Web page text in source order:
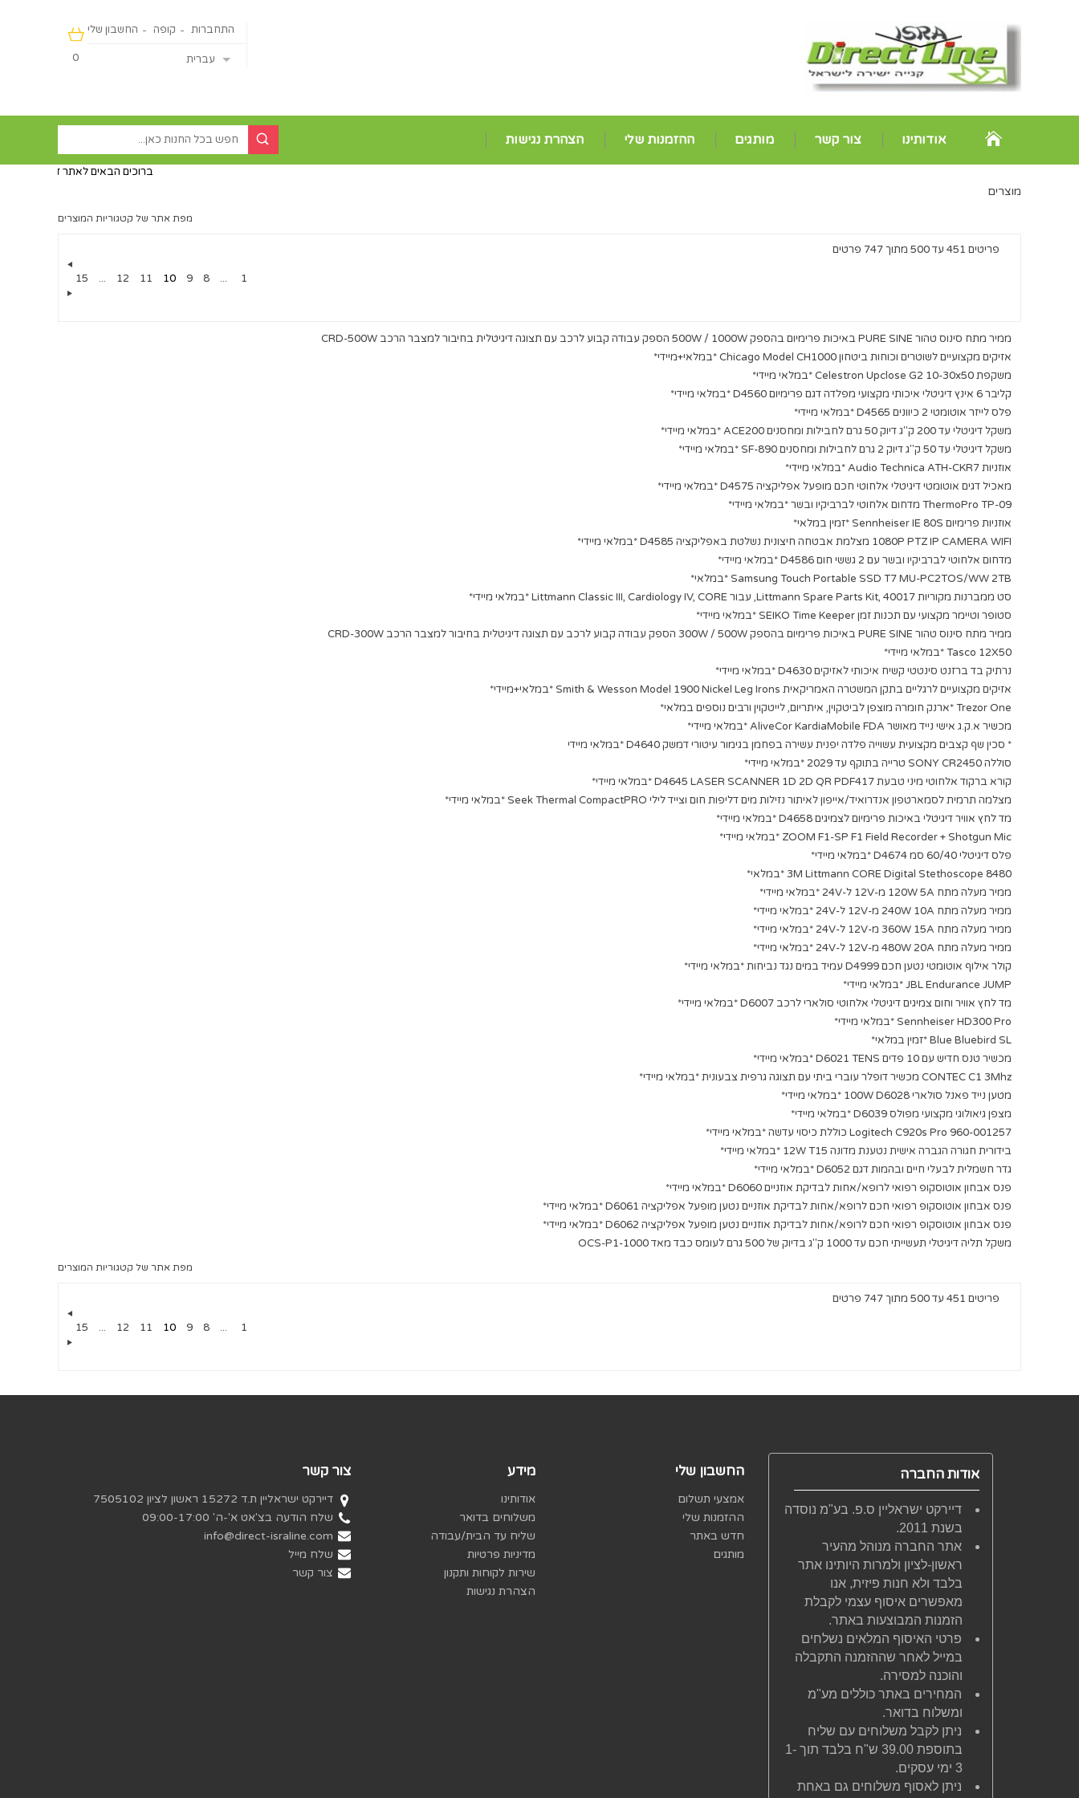
0
החשבון שלי קופה התחברות
עברית
אודותינו צור קשר מותגים ההזמנות שלי הצהרת נגישות
ברוכים הבאים לאתר דיירקט ישראליין -
מוצרים
מפת אתר של קטגוריות המוצרים
פריטים 451 עד 500 מתוך 747 פרטים
1
...
8
9
10
11
12
...
15
ממיר מתח סינוס טהור PURE SINE באיכות פרימיום בהספק 500W / 1000W הספק עבודה קבוע לרכב עם תצוגה דיגיטלית בחיבור למצבר הרכב CRD-500W
אזיקים מקצועיים לשוטרים וכוחות ביטחון Chicago Model CH1000 *במלאי+מיידי*
משקפת Celestron Upclose G2 10-30x50 *במלאי מיידי*
קליבר 6 אינץ דיגיטלי איכותי מקצועי מפלדה דגם פרימיום D4560 *במלאי מיידי*
פלס לייזר אוטומטי 2 כיוונים D4565 *במלאי מיידי*
משקל דיגיטלי עד 200 ק"ג דיוק 50 גרם לחבילות ומחסנים ACE200 *במלאי מיידי*
משקל דיגיטלי עד 50 ק"ג דיוק 2 גרם לחבילות ומחסנים SF-890 *במלאי מיידי*
אוזניות Audio Technica ATH-CKR7 *במלאי מיידי*
מאכיל דגים אוטומטי דיגיטלי אלחוטי חכם מופעל אפליקציה D4575 *במלאי מיידי*
ThermoPro TP-09 מדחום אלחוטי לברביקיו ובשר *במלאי מיידי*
אוזניות פרימיום Sennheiser IE 80S *זמין במלאי*
1080P PTZ IP CAMERA WIFI מצלמת אבטחה חיצונית נשלטת באפליקציה D4585 *במלאי מיידי*
מדחום אלחוטי לברביקיו ובשר עם 2 גששי חום D4586 *במלאי מיידי*
Samsung Touch Portable SSD T7 MU-PC2TOS/WW 2TB *במלאי*
סט ממברנות מקוריות Littmann Spare Parts Kit, 40017, עבור Littmann Classic III, Cardiology IV, CORE *במלאי מיידי*
סטופר וטיימר מקצועי עם תכנות זמן SEIKO Time Keeper *במלאי מיידי*
ממיר מתח סינוס טהור PURE SINE באיכות פרימיום בהספק 300W / 500W הספק עבודה קבוע לרכב עם תצוגה דיגיטלית בחיבור למצבר הרכב CRD-300W
Tasco 12X50 *במלאי מיידי*
נרתיק בד ברזנט סינטטי קשיח איכותי לאזיקים D4630 *במלאי מיידי*
אזיקים מקצועיים לרגליים בתקן המשטרה האמריקאית Smith & Wesson Model 1900 Nickel Leg Irons *במלאי+מיידי*
Trezor One *ארנק חומרה מוצפן לביטקוין, איתריום, לייטקוין ורבים נוספים במלאי*
מכשיר א.ק.ג אישי נייד מאושר AliveCor KardiaMobile FDA *במלאי מיידי*
* סכין שף קצבים מקצועית עשוייה פלדה יפנית עשירה בפחמן בגימור עיטורי דמשק D4640 *במלאי מיידי
סוללה SONY CR2450 טרייה בתוקף עד 2029 *במלאי מיידי*
קורא ברקוד אלחוטי מיני טבעת D4645 LASER SCANNER 1D 2D QR PDF417 *במלאי מיידי*
מצלמה תרמית לסמארטפון אנדרואיד/אייפון לאיתור נזילות מים דליפות חום וצייד לילי Seek Thermal CompactPRO *במלאי מיידי*
מד לחץ אוויר דיגיטלי באיכות פרימיום לצמיגים D4658 *במלאי מיידי*
ZOOM F1-SP F1 Field Recorder + Shotgun Mic *במלאי מיידי*
פלס דיגיטלי 60/40 סמ D4674 *במלאי מיידי*
3M Littmann CORE Digital Stethoscope 8480 *במלאי*
ממיר מעלה מתח 120W 5A מ-12V ל-24V *במלאי מיידי*
ממיר מעלה מתח 240W 10A מ-12V ל-24V *במלאי מיידי*
ממיר מעלה מתח 360W 15A מ-12V ל-24V *במלאי מיידי*
ממיר מעלה מתח 480W 20A מ-12V ל-24V *במלאי מיידי*
קולר אילוף אוטומטי נטען חכם D4999 עמיד במים נגד נביחות *במלאי מיידי*
JBL Endurance JUMP *במלאי מיידי*
מד לחץ אוויר וחום צמיגים דיגיטלי אלחוטי סולארי לרכב D6007 *במלאי מיידי*
Sennheiser HD300 Pro *במלאי מיידי*
Blue Bluebird SL *זמין במלאי*
מכשיר טנס חדיש עם 10 פדים D6021 TENS *במלאי מיידי*
CONTEC C1 3Mhz מכשיר דופלר עוברי ביתי עם תצוגה גרפית צבעונית *במלאי מיידי*
מטען נייד פאנל סולארי 100W D6028 *במלאי מיידי*
מצפן גיאולוגי מקצועי מפולס D6039 *במלאי מיידי*
Logitech C920s Pro 960-001257 כוללת כיסוי עדשה *במלאי מיידי*
בידורית חגורה הגברה אישית נטענת מדונה 12W T15 *במלאי מיידי*
גדר חשמלית לבעלי חיים ובהמות דגם D6052 *במלאי מיידי*
פנס אבחון אוטוסקופ רפואי לרופא/אחות לבדיקת אוזניים D6060 *במלאי מיידי*
פנס אבחון אוטוסקופ רפואי חכם לרופא/אחות לבדיקת אוזניים נטען מופעל אפליקציה D6061 *במלאי מיידי*
פנס אבחון אוטוסקופ רפואי חכם לרופא/אחות לבדיקת אוזניים נטען מופעל אפליקציה D6062 *במלאי מיידי*
משקל תליה דיגיטלי תעשייתי חכם עד 1000 ק"ג בדיוק של 500 גרם לעומס כבד מאד OCS-P1-1000
מפת אתר של קטגוריות המוצרים
פריטים 451 עד 500 מתוך 747 פרטים
1
...
8
9
10
11
12
...
15
אודות החברה
דיירקט ישראליין ס.פ. בע"מ נוסדה
בשנת 2011.
אתר החברה מנוהל מהעיר
ראשון-לציון ולמרות היותינו אתר
בלבד ולא חנות פיזית, אנו
מאפשרים איסוף עצמי לקבלת
הזמנות המבוצעות באתר.
פרטי האיסוף המלאים נשלחים
במייל לאחר שההזמנה התקבלה
והוכנה למסירה.
המחירים באתר כוללים מע"מ
ומשלוח בדואר.
ניתן לקבל משלוחים עם שליח
בתוספת 39.00 ש"ח בלבד תוך 1-
3 ימי עסקים.
ניתן לאסוף משלוחים גם באחת
החשבון שלי
אמצעי תשלום
ההזמנות שלי
חדש באתר
מותגים
מידע
אודותינו
משלוחים בדואר
שליח עד הבית/עבודה
מדיניות פרטיות
שירות לקוחות ותקנון
הצהרת נגישות
צור קשר
דיירקט ישראליין ת.ד 15272 ראשון לציון 7505102
שלח הודעה בצ'אט א'-ה' 09:00-17:00
info@direct-israline.com
שלח מייל
צור קשר